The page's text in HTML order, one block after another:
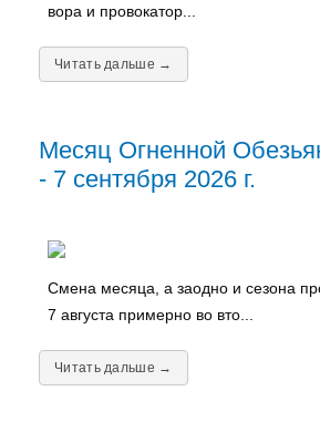
вора и провокатор...
Читать дальше →
Месяц Огненной
- 7 сентября 2026 г.
Смена месяца, а заодно и сезона
7 августа примерно во вто...
Читать дальше →